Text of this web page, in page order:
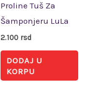
Proline Tuš Za
Šamponjeru LuLa
2.100 rsd
DODAJ U
KORPU